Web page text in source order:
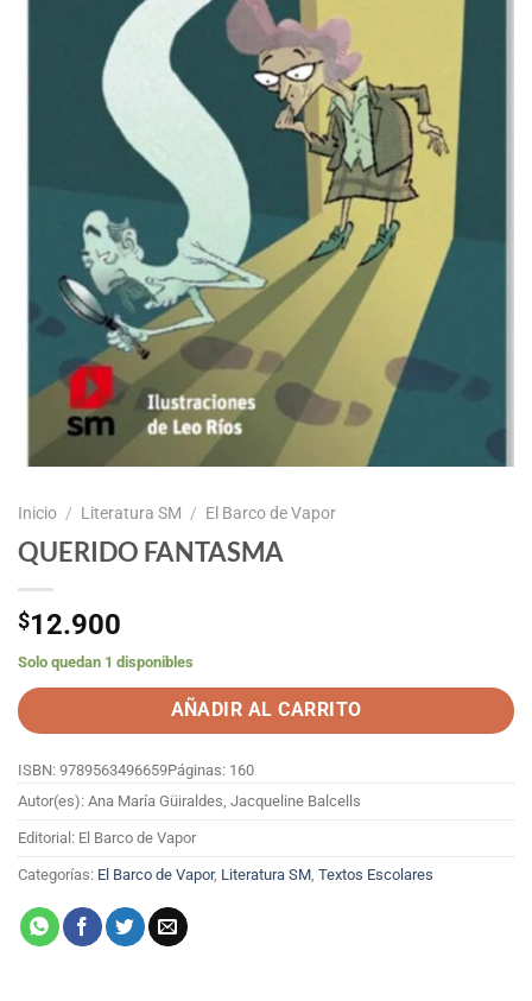
Inicio / Literatura SM / El Barco de Vapor
QUERIDO FANTASMA
$12.900
Solo quedan 1 disponibles
AÑADIR AL CARRITO
ISBN: 9789563496659Páginas: 160
Autor(es): Ana María Güiraldes, Jacqueline Balcells
Editorial: El Barco de Vapor
Categorías: El Barco de Vapor, Literatura SM Textos Escolares